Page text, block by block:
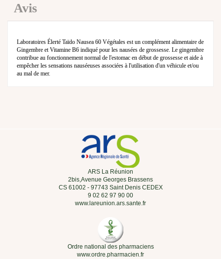
Avis
Laboratoires Élerté Taïdo Nausea 60 Végétales est un complément alimentaire de
Gingembre et Vitamine B6 indiqué pour les nausées de grossesse. Le gingembre
contribue au fonctionnement normal de l'estomac en début de grossesse et aide à
empêcher les sensations nauséeuses associées à l'utilisation d'un véhicule et/ou
au mal de mer.
ARS La Réunion
2bis,Avenue Georges Brassens
CS 61002 - 97743 Saint Denis CEDEX
9 02 62 97 90 00
www.lareunion.ars.sante.fr
Ordre national des pharmaciens
www.ordre.pharmacien.fr